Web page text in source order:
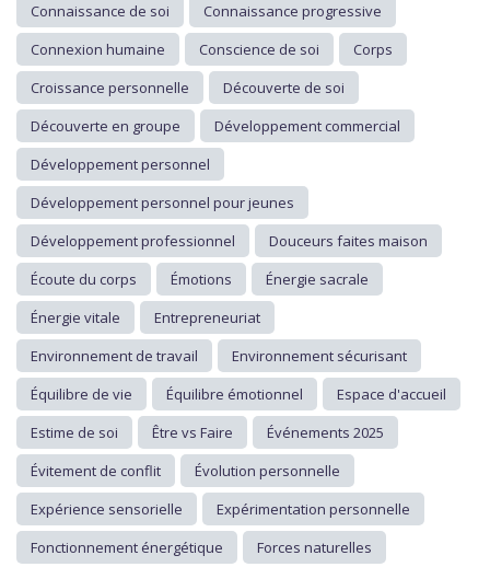
Connaissance de soi
Connaissance progressive
Connexion humaine
Conscience de soi
Corps
Croissance personnelle
Découverte de soi
Découverte en groupe
Développement commercial
Développement personnel
Développement personnel pour jeunes
Développement professionnel
Douceurs faites maison
Écoute du corps
Émotions
Énergie sacrale
Énergie vitale
Entrepreneuriat
Environnement de travail
Environnement sécurisant
Équilibre de vie
Équilibre émotionnel
Espace d'accueil
Estime de soi
Être vs Faire
Événements 2025
Évitement de conflit
Évolution personnelle
Expérience sensorielle
Expérimentation personnelle
Fonctionnement énergétique
Forces naturelles